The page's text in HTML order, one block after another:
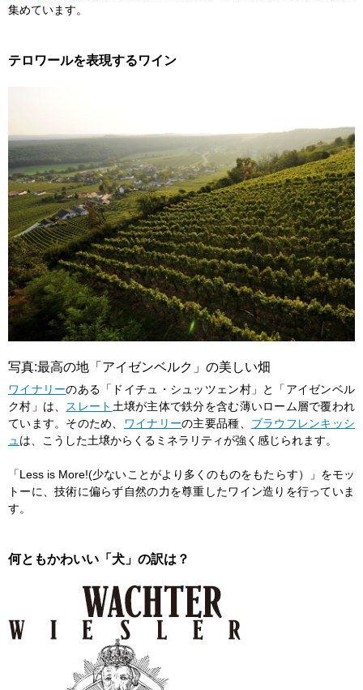
集めています。
テロワールを表現するワイン
写真:最高の地「アイゼンベルク」の美しい畑
ワイナリーのある「ドイチュ・シュッツェン村」と「アイゼンベル
ク村」は、 スレート 土壌が主体で鉄分を含む薄いローム層で覆われ
ています。そのため、 ワイナリーの主要品種、 ブラウフレンキッシ
ュは、こうした土壌からくるミネラリティが強く感じられます。
「Less is More!(少ないことがより多くのものをもたらす）」をモッ
トーに、技術に偏らず自然の力を尊重したワイン造りを行っていま
す。
何ともかわいい「犬」の訳は？